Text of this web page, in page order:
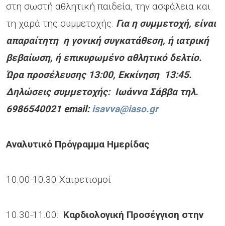
στη σωστή αθλητική παιδεία, την ασφάλεια και
τη χαρά της συμμετοχής. Για η συμμετοχή, είναι
απαραίτητη η γονική συγκατάθεση, ή ιατρική
βεβαίωση, ή επικυρωμένο αθλητικό δελτίο.
Ώρα προσέλευσης 13:00, Εκκίνηση 13:45.
Δηλώσεις συμμετοχής: Ιωάννα Σάββα τηλ.
6986540021 email:isavva@iaso.gr
Αναλυτικό Πρόγραμμα Ημερίδας
10.00-10.30 Χαιρετισμοί
10.30-11.00: Καρδιολογική Προσέγγιση στην